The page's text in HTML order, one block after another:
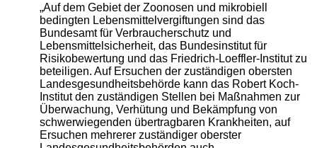
„Auf dem Gebiet der Zoonosen und mikrobiell
bedingten Lebensmittelvergiftungen sind das
Bundesamt für Verbraucherschutz und
Lebensmittelsicherheit, das Bundesinstitut für
Risikobewertung und das Friedrich-Loeffler-Institut zu
beteiligen. Auf Ersuchen der zuständigen obersten
Landesgesundheitsbehörde kann das Robert Koch-
Institut den zuständigen Stellen bei Maßnahmen zur
Überwachung, Verhütung und Bekämpfung von
schwerwiegenden übertragbaren Krankheiten, auf
Ersuchen mehrerer zuständiger oberster